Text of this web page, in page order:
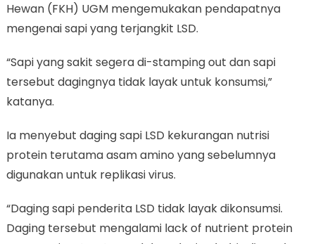
Hewan (FKH) UGM mengemukakan pendapatnya
mengenai sapi yang terjangkit LSD.
“Sapi yang sakit segera di-stamping out dan sapi
tersebut dagingnya tidak layak untuk konsumsi,”
katanya.
Ia menyebut daging sapi LSD kekurangan nutrisi
protein terutama asam amino yang sebelumnya
digunakan untuk replikasi virus.
“Daging sapi penderita LSD tidak layak dikonsumsi.
Daging tersebut mengalami lack of nutrient protein